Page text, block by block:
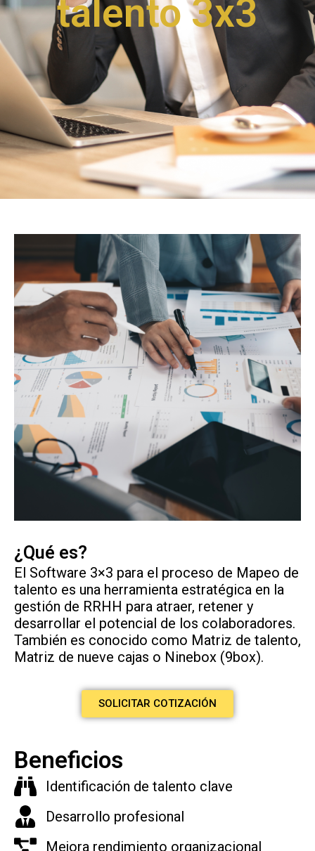
talento 3x3
¿Qué es?
El Software 3×3 para el proceso de Mapeo de
talento es una herramienta estratégica en la
gestión de RRHH para atraer, retener y
desarrollar el potencial de los colaboradores.
También es conocido como Matriz de talento,
Matriz de nueve cajas o Ninebox (9box).
SOLICITAR COTIZACIÓN
Beneficios
Identificación de talento clave
Desarrollo profesional
Mejora rendimiento organizacional